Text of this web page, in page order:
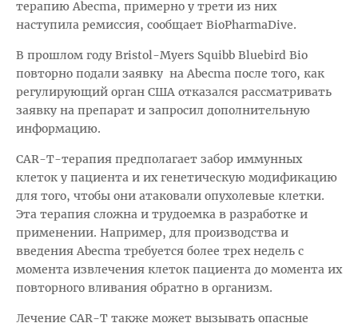
терапию Abecma, примерно у трети из них
наступила ремиссия, сообщает BioPharmaDive.
В прошлом году Bristol-Myers Squibb Bluebird Bio
повторно подали заявку на Abecma после того, как
регулирующий орган США отказался рассматривать
заявку на препарат и запросил дополнительную
информацию.
CAR-T-терапия предполагает забор иммунных
клеток у пациента и их генетическую модификацию
для того, чтобы они атаковали опухолевые клетки.
Эта терапия сложна и трудоемка в разработке и
применении. Например, для производства и
введения Abecma требуется более трех недель с
момента извлечения клеток пациента до момента их
повторного вливания обратно в организм.
Лечение CAR-T также может вызывать опасные